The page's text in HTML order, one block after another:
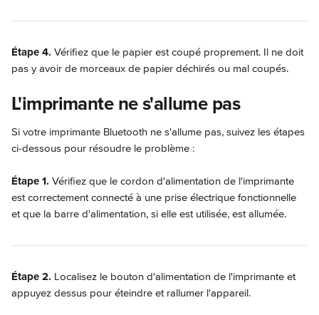
Étape 4. Vérifiez que le papier est coupé proprement. Il ne doit
pas y avoir de morceaux de papier déchirés ou mal coupés.
L'imprimante ne s'allume pas
Si votre imprimante Bluetooth ne s'allume pas, suivez les étapes
ci-dessous pour résoudre le problème :
Étape 1. Vérifiez que le cordon d'alimentation de l'imprimante
est correctement connecté à une prise électrique fonctionnelle
et que la barre d'alimentation, si elle est utilisée, est allumée.
Étape 2. Localisez le bouton d'alimentation de l'imprimante et
appuyez dessus pour éteindre et rallumer l'appareil.